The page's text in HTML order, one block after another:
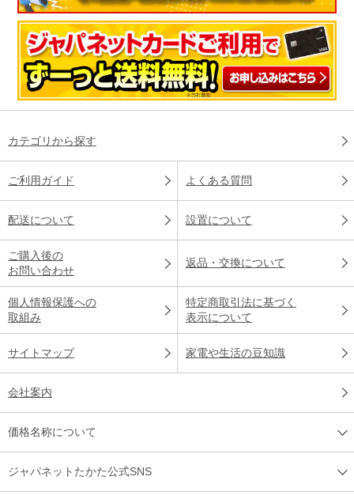
カテゴリから探す
ご利用ガイド よくある質問
配送について 設置について
ご購入後の
お問い合わせ
返品・交換について
個人情報保護への
取組み
特定商取引法に基づく
表示について
サイトマップ 家電や生活の豆知識
会社案内
価格名称について
ジャパネットたかた公式SNS